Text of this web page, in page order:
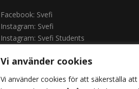
Vi använder cookies
Vi använder cookies för att säkerställa att
Facebook: Svefi
Instagram: Svefi
Instagram: Svefi Students
YouTube: Svefi
Personal